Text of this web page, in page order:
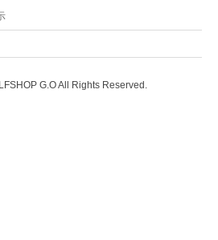
G.O All Rights Reserved.